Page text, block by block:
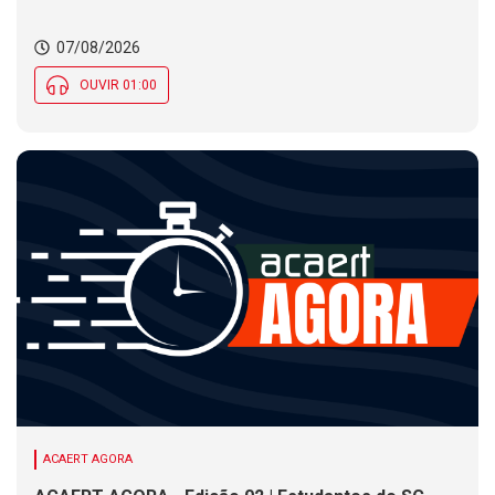
07/08/2026
OUVIR 01:00
ACAERT AGORA